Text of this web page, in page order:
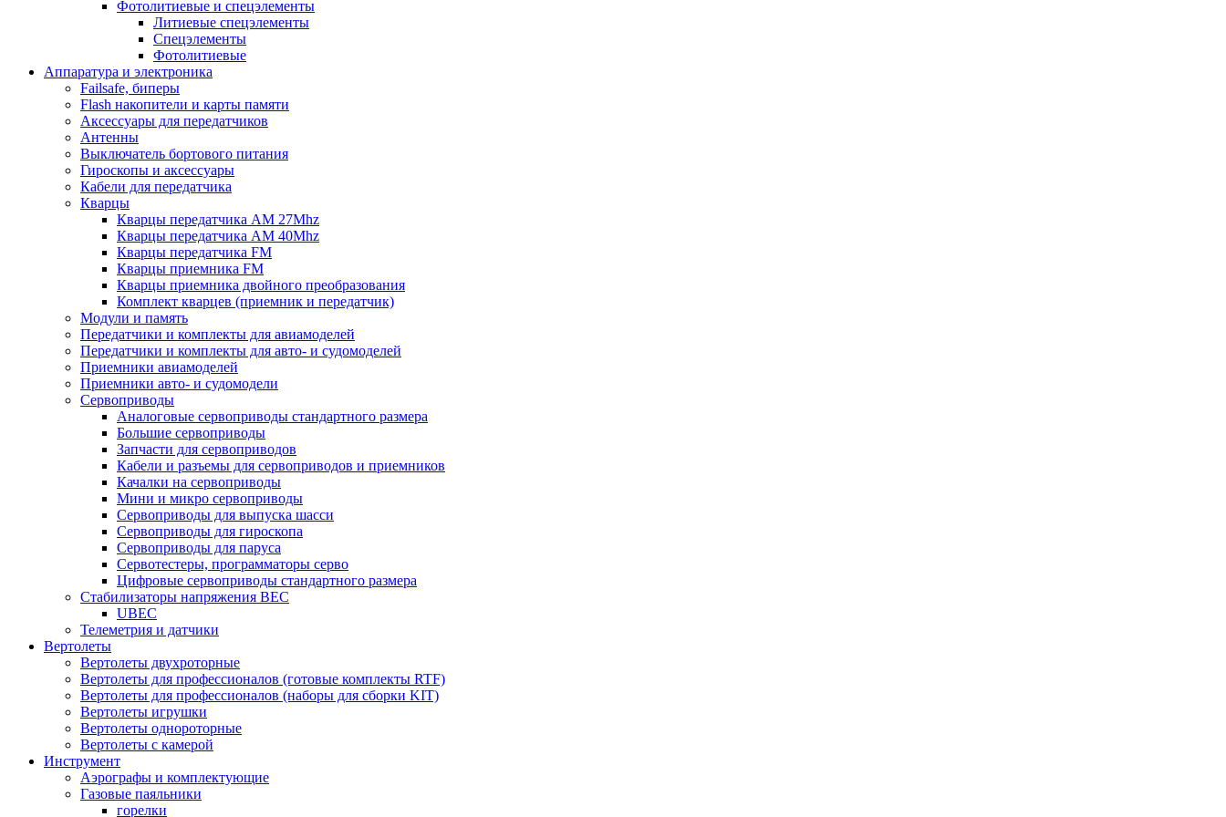
Фотолитиевые и спецэлементы
Литиевые спецэлементы
Спецэлементы
Фотолитиевые
Аппаратура и электроника
Failsafe, биперы
Flash накопители и карты памяти
Аксессуары для передатчиков
Антенны
Выключатель бортового питания
Гироскопы и аксессуары
Кабели для передатчика
Кварцы
Кварцы передатчика AM 27Mhz
Кварцы передатчика AM 40Mhz
Кварцы передатчика FM
Кварцы приемника FM
Кварцы приемника двойного преобразования
Комплект кварцев (приемник и передатчик)
Модули и память
Передатчики и комплекты для авиамоделей
Передатчики и комплекты для авто- и судомоделей
Приемники авиамоделей
Приемники авто- и судомодели
Сервоприводы
Аналоговые сервоприводы стандартного размера
Большие сервоприводы
Запчасти для сервоприводов
Кабели и разъемы для сервоприводов и приемников
Качалки на сервоприводы
Мини и микро сервоприводы
Сервоприводы для выпуска шасси
Сервоприводы для гироскопа
Сервоприводы для паруса
Сервотестеры, программаторы серво
Цифровые сервоприводы стандартного размера
Стабилизаторы напряжения BEC
UBEC
Телеметрия и датчики
Вертолеты
Вертолеты двухроторные
Вертолеты для профессионалов (готовые комплекты RTF)
Вертолеты для профессионалов (наборы для сборки KIT)
Вертолеты игрушки
Вертолеты однороторные
Вертолеты с камерой
Инструмент
Аэрографы и комплектующие
Газовые паяльники
горелки